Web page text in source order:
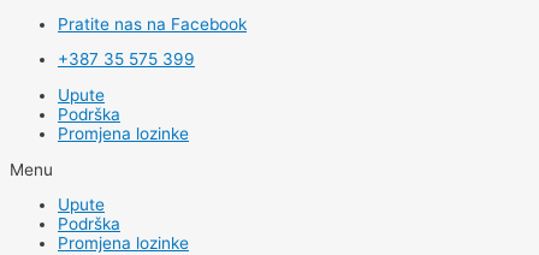
Pratite nas na Facebook
+387 35 575 399
Upute
Podrška
Promjena lozinke
Menu
Upute
Podrška
Promjena lozinke